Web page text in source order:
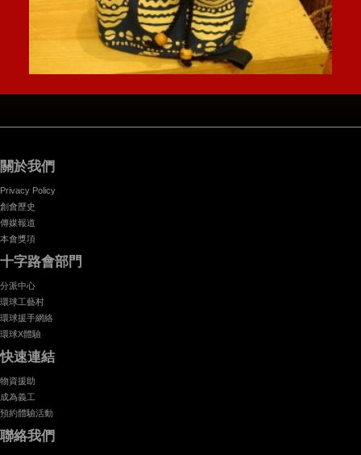
關於我們
Privacy Policy
創會歷史
傳媒報道
本會獎項
十字路會部門
分派中心
環球工藝村
環球援手網絡
環球X體驗
快速連結
物資援助
成為義工
預約體驗活動
聯絡我們